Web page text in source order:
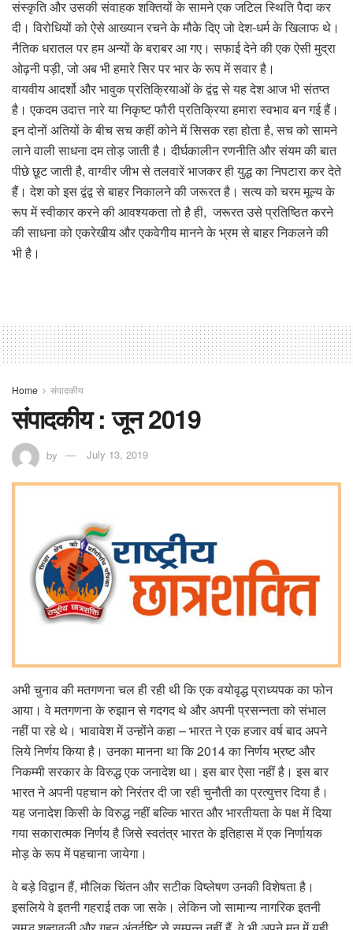
संस्कृति और उसकी संवाहक शक्तियों के सामने एक जटिल स्थिति पैदा कर
दी। विरोधियों को ऐसे आख्यान रचने के मौके दिए जो देश-धर्म के खिलाफ थे।
नैतिक धरातल पर हम अन्यों के बराबर आ गए। सफाई देने की एक ऐसी मुद्रा
ओढ़नी पड़ी, जो अब भी हमारे सिर पर भार के रूप में सवार है।
वायवीय आदर्शो और भावुक प्रतिक्रियाओं के द्वंद्व से यह देश आज भी संतप्त
है। एकदम उदात्त नारे या निकृष्ट फौरी प्रतिक्रिया हमारा स्वभाव बन गई हैं।
इन दोनों अतियों के बीच सच कहीं कोने में सिसक रहा होता है, सच को सामने
लाने वाली साधना दम तोड़ जाती है। दीर्घकालीन रणनीति और संयम की बात
पीछे छूट जाती है, वाग्वीर जीभ से तलवारें भाजकर ही युद्ध का निपटारा कर देते
हैं। देश को इस द्वंद्व से बाहर निकालने की जरूरत है। सत्य को चरम मूल्य के
रूप में स्वीकार करने की आवश्यकता तो है ही, जरूरत उसे प्रतिष्ठित करने
की साधना को एकरेखीय और एकवेगीय मानने के भ्रम से बाहर निकलने की
भी है।
Home संपादकीय
संपादकीय : जून 2019
by July 13, 2019
अभी चुनाव की मतगणना चल ही रही थी कि एक वयोवृद्ध प्राध्यपक का फोन
आया। वे मतगणना के रुझान से गदगद थे और अपनी प्रसन्नता को संभाल
नहीं पा रहे थे। भावावेश में उन्होंने कहा – भारत ने एक हजार वर्ष बाद अपने
लिये निर्णय किया है। उनका मानना था कि 2014 का निर्णय भ्रष्ट और
निकम्मी सरकार के विरुद्ध एक जनादेश था। इस बार ऐसा नहीं है। इस बार
भारत ने अपनी पहचान को निरंतर दी जा रही चुनौती का प्रत्युत्तर दिया है।
यह जनादेश किसी के विरुद्ध नहीं बल्कि भारत और भारतीयता के पक्ष में दिया
गया सकारात्मक निर्णय है जिसे स्वतंत्र भारत के इतिहास में एक निर्णायक
मोड़ के रूप में पहचाना जायेगा।
वे बड़े विद्वान हैं, मौलिक चिंतन और सटीक विष्लेषण उनकी विशेषता है।
इसलिये वे इतनी गहराई तक जा सके। लेकिन जो सामान्य नागरिक इतनी